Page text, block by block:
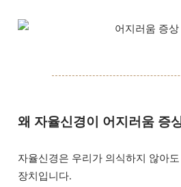
왜 자율신경이 어지러움 증
자율신경은 우리가 의식하지 않아
장치입니다.